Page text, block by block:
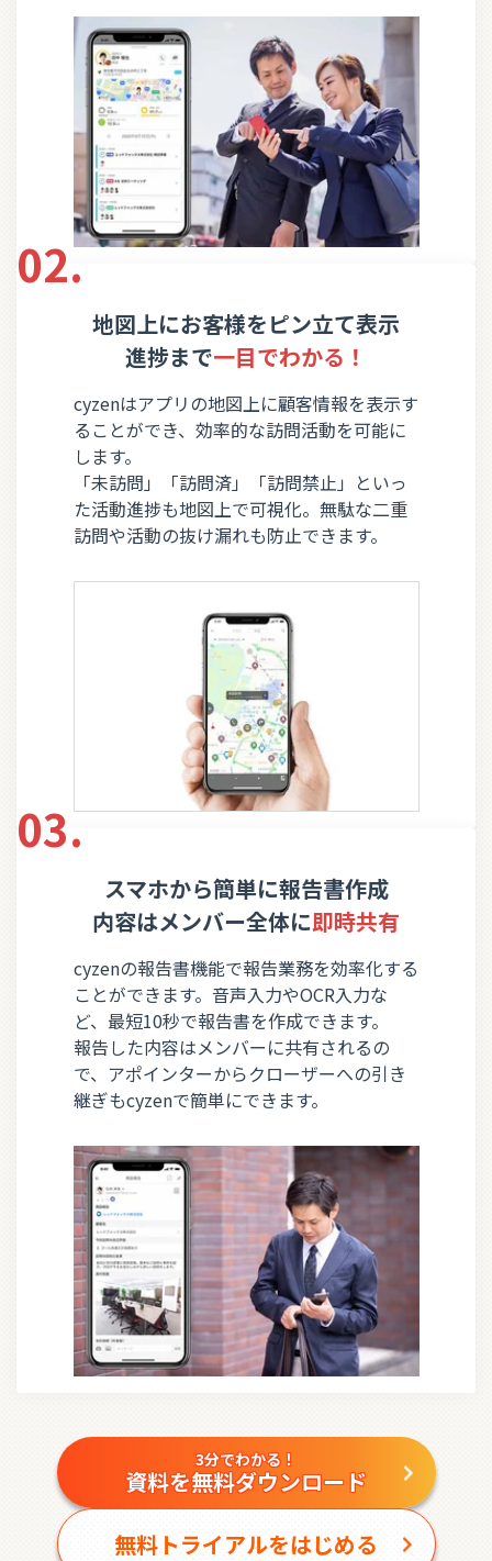
02.
地図上にお客様をピン立て表示
進捗まで一目でわかる！
cyzenはアプリの地図上に顧客情報を表示す
ることができ、効率的な訪問活動を可能に
します。
「未訪問」「訪問済」「訪問禁止」といっ
た活動進捗も地図上で可視化。無駄な二重
訪問や活動の抜け漏れも防止できます。
03.
スマホから簡単に報告書作成
内容はメンバー全体に即時共有
cyzenの報告書機能で報告業務を効率化する
ことができます。音声入力やOCR入力な
ど、最短10秒で報告書を作成できます。
報告した内容はメンバーに共有されるの
で、アポインターからクローザーへの引き
継ぎもcyzenで簡単にできます。
3分でわかる！
資料を無料ダウンロード
無料トライアルをはじめる